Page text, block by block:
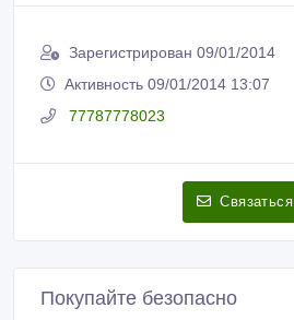
Зарегистрирован 09/01/2014
Активность 09/01/2014 13:07
77787778023
Связаться
Покупайте безопасно